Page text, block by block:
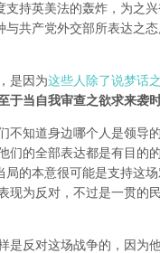
持英美法的轰炸，为之
与共产党外交部所表达之
是因为这些人除了说梦话
当自我审查之欲求来袭
不知道身边哪个人是领导
们的全部表达都是有目
局的本意很可能是支持这
为反对，不过是一贯的
是反对这场战争的，因为